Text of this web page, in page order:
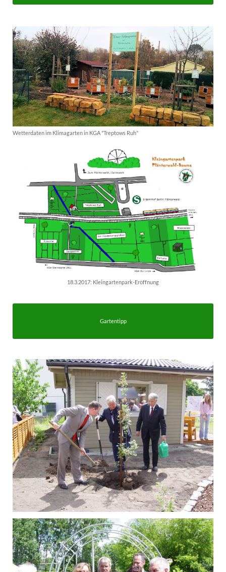
Wetterdaten im Klimagarten in KGA "Treptows Ruh"
18.3.2017: Kleingartenpark-Eröffnung
Gartentipp